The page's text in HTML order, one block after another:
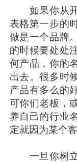
如果你从开
表格第一步的
做是一个品牌
的时候要处处
何产品，你的
出去。很多时
产品有多么的
可你们老板，
养自己的行业
定就因为某个
一旦你树立